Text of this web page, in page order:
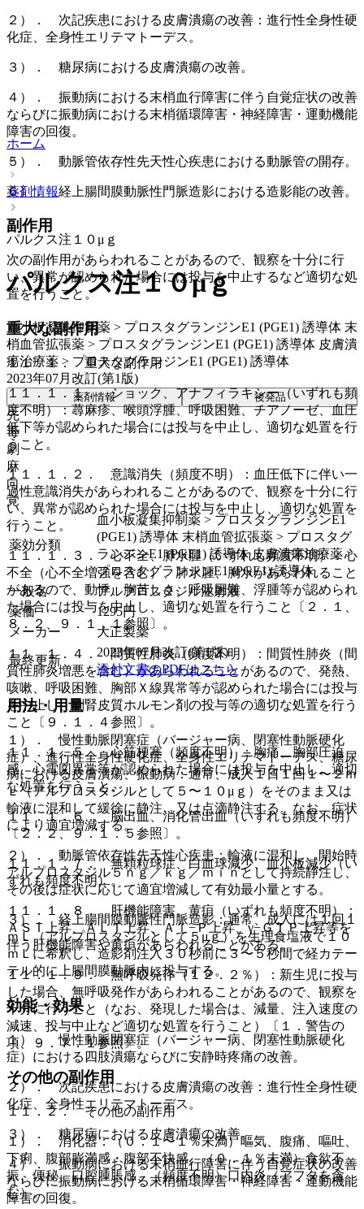
２）． 次記疾患における皮膚潰瘍の改善：進行性全身性硬
化症、全身性エリテマトーデス。
３）． 糖尿病における皮膚潰瘍の改善。
４）． 振動病における末梢血行障害に伴う自覚症状の改善
ならびに振動病における末梢循環障害・神経障害・運動機能
障害の回復。
５）． 動脈管依存性先天性心疾患における動脈管の開存。
６）． 経上腸間膜動脈性門脈造影における造影能の改善。
副作用
次の副作用があらわれることがあるので、観察を十分に行
い、異常が認められた場合には投与を中止するなど適切な処
置を行うこと。
重大な副作用
１１．１． 重大な副作用
１１．１．１． ショック、アナフィラキシー（いずれも頻
度不明）：蕁麻疹、喉頭浮腫、呼吸困難、チアノーゼ、血圧
低下等が認められた場合には投与を中止し、適切な処置を行
うこと。
１１．１．２． 意識消失（頻度不明）：血圧低下に伴い一
過性意識消失があらわれることがあるので、観察を十分に行
い、異常が認められた場合には投与を中止し、適切な処置を
行うこと。
１１．１．３． 心不全、肺水腫（いずれも頻度不明）：心
不全（心不全増強を含む）、肺水腫、胸水があらわれること
があるので、動悸、胸苦しさ、呼吸困難、浮腫等が認められ
た場合には投与を中止し、適切な処置を行うこと〔２．１、
８．２、９．１．１参照〕。
１１．１．４． 間質性肺炎（頻度不明）：間質性肺炎（間
質性肺炎増悪を含む）があらわれることがあるので、発熱、
咳嗽、呼吸困難、胸部Ｘ線異常等が認められた場合には投与
を中止し、副腎皮質ホルモン剤の投与等の適切な処置を行う
こと〔９．１．４参照〕。
１１．１．５． 心筋梗塞（頻度不明）：胸痛、胸部圧迫
感、心電図異常等が認められた場合には投与を中止し、適切
な処置を行うこと。
１１．１．６． 脳出血、消化管出血（いずれも頻度不明）
〔２．２、９．１．５参照〕。
１１．１．７． 無顆粒球症、白血球減少、血小板減少（い
ずれも頻度不明）。
１１．１．８． 肝機能障害、黄疸（いずれも頻度不明）：
ＡＳＴ上昇、ＡＬＴ上昇、Ａｌ−Ｐ上昇、γ−ＧＴＰ上昇等を
伴う肝機能障害や黄疸があらわれることがある。
１１．１．９． 無呼吸発作（１２．２％）：新生児に投与
した場合、無呼吸発作があらわれることがあるので、観察を
十分に行うこと（なお、発現した場合は、減量、注入速度の
減速、投与中止など適切な処置を行うこと）〔１．警告の
項、９．７．１参照〕。
その他の副作用
１１．２． その他の副作用
１）． 消化器：（０．１〜１％未満）嘔気、腹痛、嘔吐、
下痢、腹部膨満感・腹部不快感、（０．１％未満）食欲不
振、便秘、口腔腫脹感、（頻度不明）口内炎（アフタを含
む）。
ホーム
薬剤情報
パルクス注１０μｇ
パルクス注１０μｇ
血小板凝集抑制薬 > プロスタグランジンE1 (PGE1) 誘導体 末
梢血管拡張薬 > プロスタグランジンE1 (PGE1) 誘導体 皮膚潰
瘍治療薬 > プロスタグランジンE1 (PGE1) 誘導体
2023年07月改訂(第1版)
薬剤情報 後発品
先
毒
劇
麻
向
覚
薬効分類
血小板凝集抑制薬 > プロスタグランジンE1
(PGE1) 誘導体 末梢血管拡張薬 > プロスタグ
ランジンE1 (PGE1) 誘導体 皮膚潰瘍治療薬 >
プロスタグランジンE1 (PGE1) 誘導体
一般名
アルプロスタジル注射液
薬価
1295円
メーカー
大正製薬
最終更新
2023年07月改訂(第1版)
添付文書のPDFはこちら
用法・用量
１）． 慢性動脈閉塞症（バージャー病、閉塞性動脈硬化
症）、進行性全身性硬化症、全身性エリテマトーデス、糖尿
病における皮膚潰瘍、振動病：通常、成人１日１回１〜２ｍ
Ｌ（アルプロスタジルとして５〜１０μｇ）をそのまま又は
輸液に混和して緩徐に静注、又は点滴静注する。なお、症状
により適宜増減する。
２）． 動脈管依存性先天性心疾患：輸液に混和し、開始時
アルプロスタジル５ｎｇ／ｋｇ／ｍｉｎとして持続静注し、
その後は症状に応じて適宜増減して有効最小量とする。
３）． 経上腸間膜動脈性門脈造影：通常、成人には１回１
ｍＬ（アルプロスタジルとして５μｇ）を生理食塩液で１０
ｍＬに希釈し、造影剤注入３０秒前に３〜５秒間で経カテー
テル的に上腸間膜動脈内に投与する。
効能・効果
１）． 慢性動脈閉塞症（バージャー病、閉塞性動脈硬化
症）における四肢潰瘍ならびに安静時疼痛の改善。
２）． 次記疾患における皮膚潰瘍の改善：進行性全身性硬
化症、全身性エリテマトーデス。
３）． 糖尿病における皮膚潰瘍の改善。
４）． 振動病における末梢血行障害に伴う自覚症状の改善
ならびに振動病における末梢循環障害・神経障害・運動機能
障害の回復。